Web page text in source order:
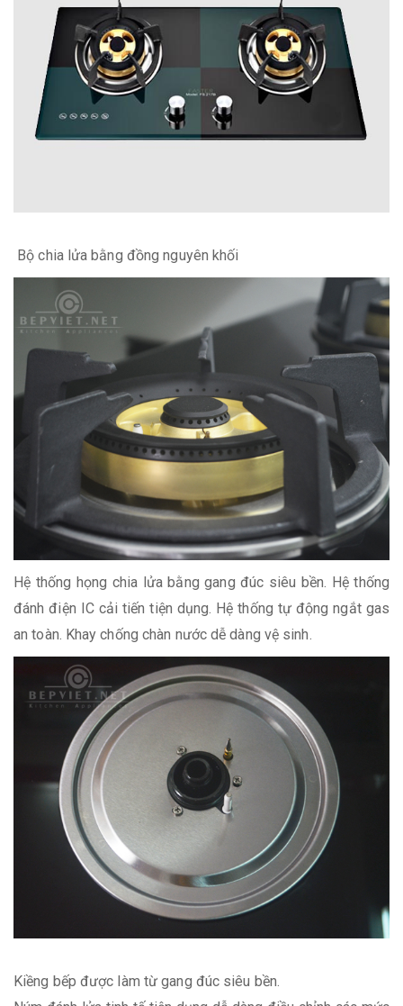
Bộ chia lửa bằng đồng nguyên khối
Hệ thống họng chia lửa bằng gang đúc siêu bền. Hệ thống
đánh điện IC cải tiến tiện dụng. Hệ thống tự động ngắt gas
an toàn. Khay chống chàn nước dễ dàng vệ sinh.
Kiềng bếp được làm từ gang đúc siêu bền.